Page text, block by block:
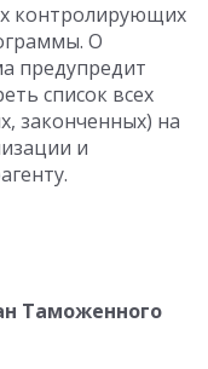
контролирующих
О
предупредит
список всех
законченных) на
и
Таможенного